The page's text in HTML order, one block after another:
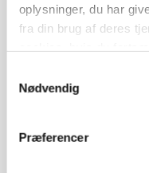
oplysninger, du har
fra din brug af deres
Nødvendig
Præferencer
Medarbejdere
Grise
9681, Ranum
Kalvepasser til